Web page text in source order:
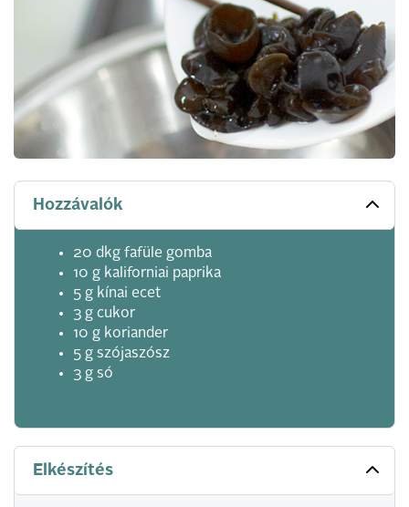
Hozzávalók
20 dkg fafüle gomba
10 g kaliforniai paprika
5 g kínai ecet
3 g cukor
10 g koriander
5 g szójaszósz
3 g só
Elkészítés